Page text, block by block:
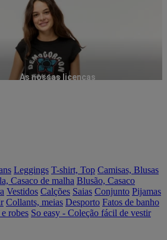
As nossas licenças
Leggings T-shirt, Top Camisas, Blusas
Casaco de malha Blusão, Casaco
Vestidos Calções Saias Conjunto Pijamas
Collants, meias Desporto Fatos de banho
robes So easy - Coleção fácil de vestir